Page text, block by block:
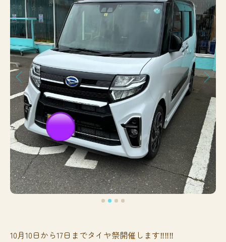
10月10日から17日までタイヤ祭開催します‼️‼️‼️